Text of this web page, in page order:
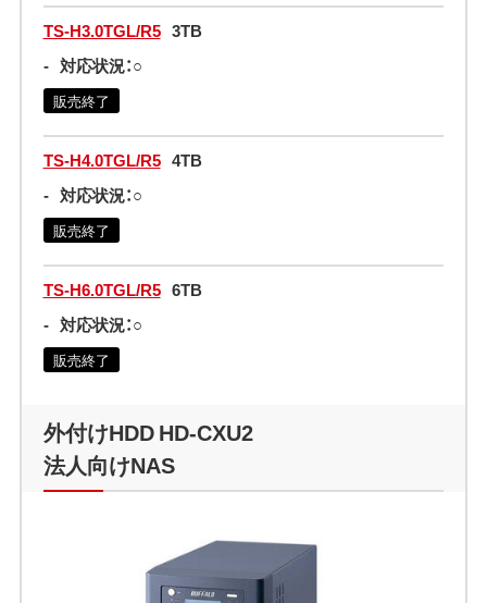
TS-H3.0TGL/R5 3TB
- 対応状況：○
販売終了
TS-H4.0TGL/R5 4TB
- 対応状況：○
販売終了
TS-H6.0TGL/R5 6TB
- 対応状況：○
販売終了
外付けHDD HD-CXU2
法人向けNAS